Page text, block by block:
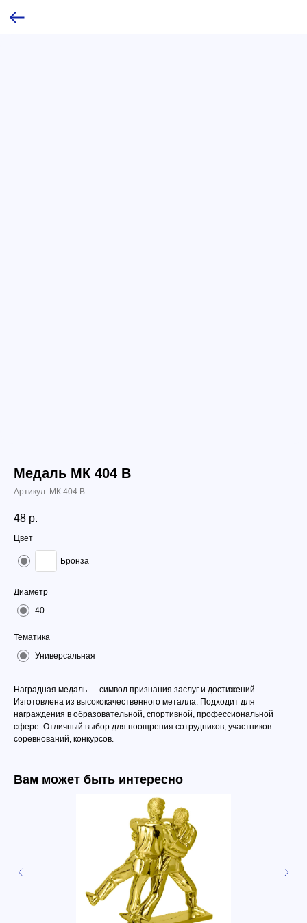
Медаль МК 404 B
Артикул: МК 404 B
48 р.
Цвет
Бронза
Диаметр
40
Тематика
Универсальная
Наградная медаль — символ признания заслуг и достижений.
Изготовлена из высококачественного металла. Подходит для
награждения в образовательной, спортивной, профессиональной
сфере. Отличный выбор для поощрения сотрудников, участников
соревнований, конкурсов.
Вам может быть интересно